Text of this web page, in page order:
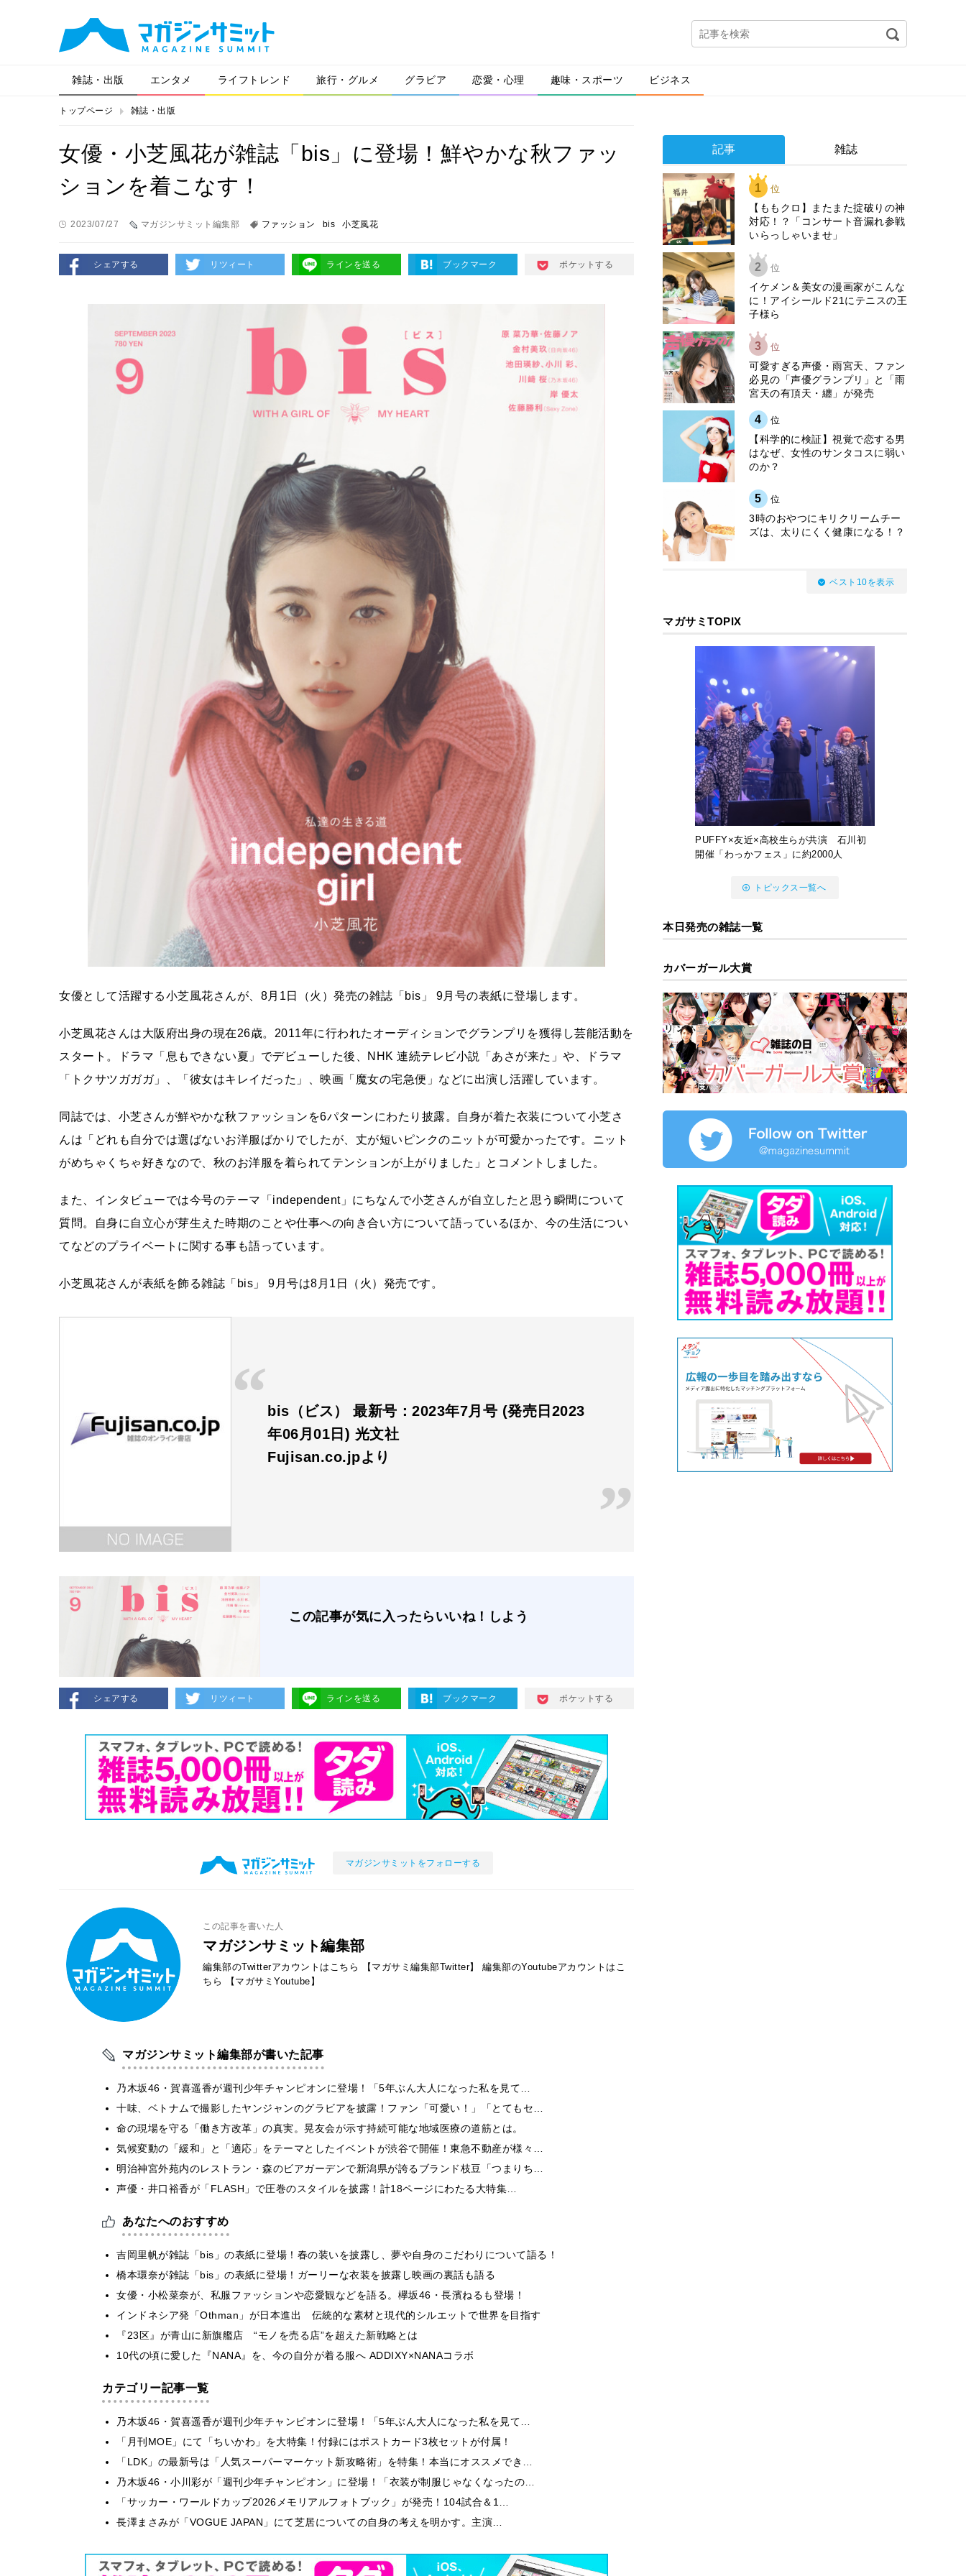
雑誌・出版 エンタメ ライフトレンド 旅行・グルメ グラビア 恋愛・心理 趣味・スポーツ ビジネス
トップページ 雑誌・出版
女優・小芝風花が雑誌「bis」に登場！鮮やかな秋ファッ
ションを着こなす！
2023/07/27 マガジンサミット編集部 ファッション bis 小芝風花
シェアする リツィート ラインを送る ブックマーク ポケットする
女優として活躍する小芝風花さんが、8月1日（火）発売の雑誌「bis」 9月号の表紙に登場します。
小芝風花さんは大阪府出身の現在26歳。2011年に行われたオーディションでグランプリを獲得し芸能活動を
スタート。ドラマ「息もできない夏」でデビューした後、NHK 連続テレビ小説「あさが来た」や、ドラマ
「トクサツガガガ」、「彼女はキレイだった」、映画「魔女の宅急便」などに出演し活躍しています。
同誌では、小芝さんが鮮やかな秋ファッションを6パターンにわたり披露。自身が着た衣装について小芝さ
んは「どれも自分では選ばないお洋服ばかりでしたが、丈が短いピンクのニットが可愛かったです。ニット
がめちゃくちゃ好きなので、秋のお洋服を着られてテンションが上がりました」とコメントしました。
また、インタビューでは今号のテーマ「independent」にちなんで小芝さんが自立したと思う瞬間について
質問。自身に自立心が芽生えた時期のことや仕事への向き合い方について語っているほか、今の生活につい
てなどのプライベートに関する事も語っています。
小芝風花さんが表紙を飾る雑誌「bis」 9月号は8月1日（火）発売です。
bis（ビス） 最新号：2023年7月号 (発売日2023
年06月01日) 光文社
Fujisan.co.jpより
この記事が気に入ったらいいね！しよう
シェアする リツィート ラインを送る ブックマーク ポケットする
マガジンサミットをフォローする
この記事を書いた人
マガジンサミット編集部
編集部のTwitterアカウントはこちら 【マガサミ編集部Twitter】
編集部のYoutubeアカウントはこ
ちら
【マガサミYoutube】
マガジンサミット編集部が書いた記事
乃木坂46・賀喜遥香が週刊少年チャンピオンに登場！「5年ぶん大人になった私を見て…
十味、ベトナムで撮影したヤンジャンのグラビアを披露！ファン「可愛い！」「とてもセ…
​命の現場を守る「働き方改革」の真実。晃友会が示す持続可能な地域医療の道筋とは。
気候変動の「緩和」と「適応」をテーマとしたイベントが渋谷で開催！東急不動産が様々…
明治神宮外苑内のレストラン・森のビアガーデンで新潟県が誇るブランド枝豆「つまりち…
声優・井口裕香が「FLASH」で圧巻のスタイルを披露！計18ページにわたる大特集…
あなたへのおすすめ
吉岡里帆が雑誌「bis」の表紙に登場！春の装いを披露し、夢や自身のこだわりについて語る！
橋本環奈が雑誌「bis」の表紙に登場！ガーリーな衣装を披露し映画の裏話も語る
女優・小松菜奈が、私服ファッションや恋愛観などを語る。欅坂46・長濱ねるも登場！
インドネシア発「Othman」が日本進出 伝統的な素材と現代的シルエットで世界を目指す
『23区』が青山に新旗艦店 “モノを売る店”を超えた新戦略とは
10代の頃に愛した『NANA』を、今の自分が着る服へ ADDIXY×NANAコラボ
カテゴリー記事一覧
乃木坂46・賀喜遥香が週刊少年チャンピオンに登場！「5年ぶん大人になった私を見て…
「月刊MOE」にて「ちいかわ」を大特集！付録にはポストカード3枚セットが付属！
「LDK」の最新号は「人気スーパーマーケット新攻略術」を特集！本当にオススメでき…
乃木坂46・小川彩が「週刊少年チャンピオン」に登場！「衣装が制服じゃなくなったの…
「サッカー・ワールドカップ2026メモリアルフォトブック」が発売！104試合＆1…
長澤まさみが「VOGUE JAPAN」にて芝居についての自身の考えを明かす。主演…
記事 雑誌
1 位
【ももクロ】またまた掟破りの神
対応！？「コンサート音漏れ参戦
いらっしゃいませ」
2 位
イケメン＆美女の漫画家がこんな
に！アイシールド21にテニスの王
子様ら
3 位
可愛すぎる声優・雨宮天、ファン
必見の「声優グランプリ」と「雨
宮天の有頂天・纏」が発売
4 位
【科学的に検証】視覚で恋する男
はなぜ、女性のサンタコスに弱い
のか？
5 位
3時のおやつにキリクリームチー
ズは、太りにくく健康になる！？
ベスト10を表示
マガサミTOPIX
PUFFY×友近×高校生らが共演 石川初
開催「わっかフェス」に約2000人
トピックス一覧へ
本日発売の雑誌一覧
カバーガール大賞